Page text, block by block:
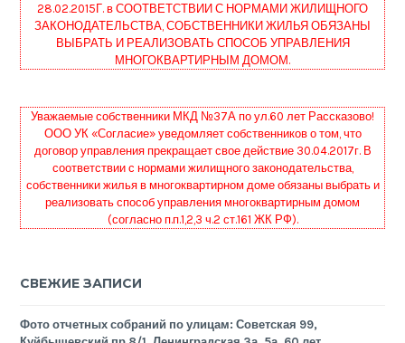
28.02.2015Г. в СООТВЕТСТВИИ С НОРМАМИ ЖИЛИЩНОГО
ЗАКОНОДАТЕЛЬСТВА, СОБСТВЕННИКИ ЖИЛЬЯ ОБЯЗАНЫ
ВЫБРАТЬ И РЕАЛИЗОВАТЬ СПОСОБ УПРАВЛЕНИЯ
МНОГОКВАРТИРНЫМ ДОМОМ.
Уважаемые собственники МКД №37А по ул.60 лет Рассказово!
ООО УК «Согласие» уведомляет собственников о том, что
договор управления прекращает свое действие 30.04.2017г. В
соответствии с нормами жилищного законодательства,
собственники жилья в многоквартирном доме обязаны выбрать и
реализовать способ управления многоквартирным домом
(согласно п.п.1,2,3 ч.2 ст.161 ЖК РФ).
СВЕЖИЕ ЗАПИСИ
Фото отчетных собраний по улицам: Советская 99,